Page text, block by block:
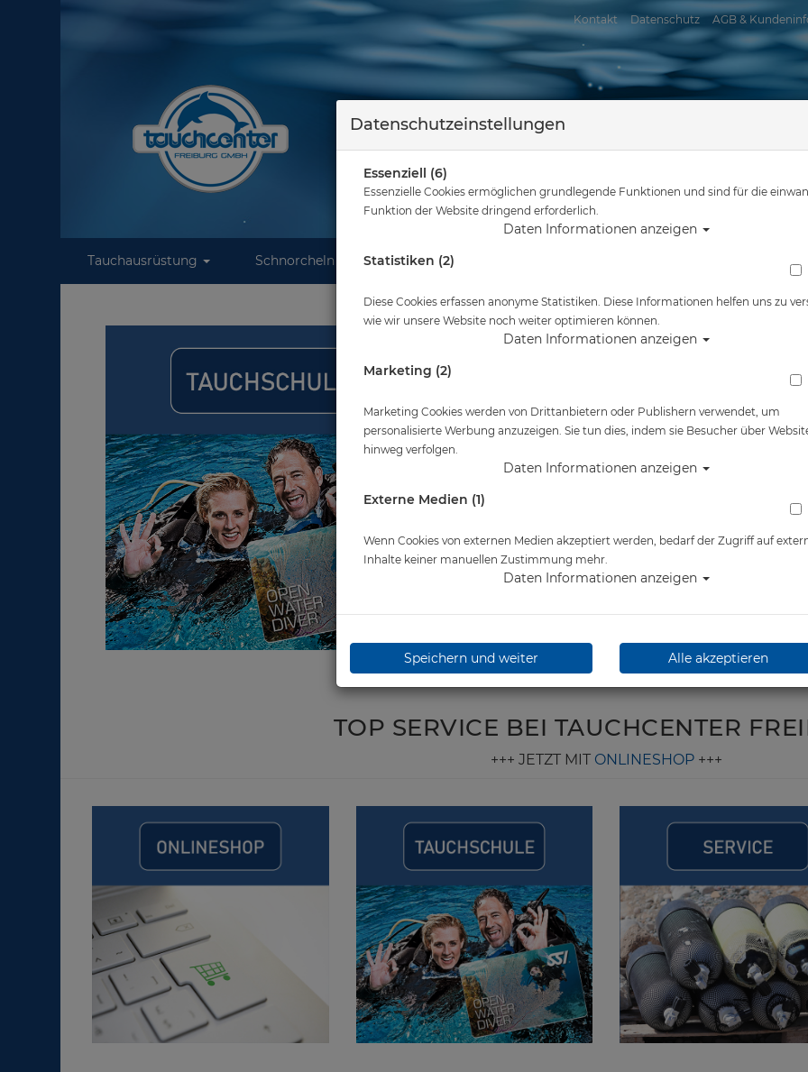
Kontakt Datenschutz AGB &
Tauchausrüstung Schnorcheln Wassersport Reisen
Sie sind hier Startseite
TOP SERVICE BEI TAUCHCENTER
+++ JETZT MIT ONLINESHOP+++
Datenschutzeinstellungen
Essenziell (6)
Essenzielle Cookies ermöglichen grundlegende Funktionen und sind für die
Funktion der Website dringend erforderlich.
Daten Informationen anzeigen
Statistiken (2)
Diese Cookies erfassen anonyme Statistiken. Diese Informationen helfen uns zu
wie wir unsere Website noch weiter optimieren können.
Daten Informationen anzeigen
Marketing (2)
Marketing Cookies werden von Drittanbietern oder Publishern verwendet, um
personalisierte Werbung anzuzeigen. Sie tun dies, indem sie Besucher über
hinweg verfolgen.
Daten Informationen anzeigen
Externe Medien (1)
Wenn Cookies von externen Medien akzeptiert werden, bedarf der Zugriff auf
Inhalte keiner manuellen Zustimmung mehr.
Daten Informationen anzeigen
Speichern und weiter Alle akzeptieren